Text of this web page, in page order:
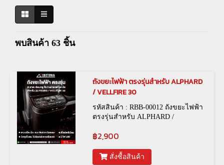
พบสินค้า 63 ชิ้น
ถังขยะไฟฟ้า ตรงรุ่นสำหรับ ALPHARD
/ VELLFIRE 30
รหัสสินค้า : RBB-00012 ถังขยะไฟฟ้า
ตรงรุ่นสำหรับ ALPHARD /
฿2,900
สั่งซื้อสินค้า